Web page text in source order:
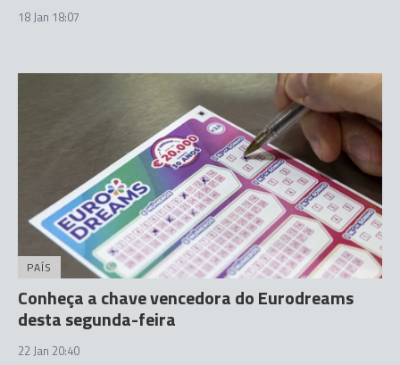
18 Jan 18:07
PAÍS
Conheça a chave vencedora do Eurodreams
desta segunda-feira
22 Jan 20:40